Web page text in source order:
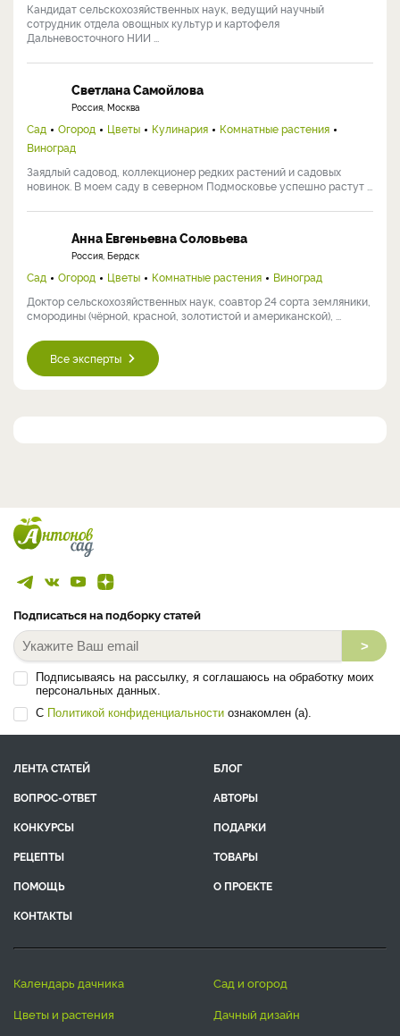
Кандидат сельскохозяйственных наук, ведущий научный
сотрудник отдела овощных культур и картофеля
Дальневосточного НИИ ...
Светлана Самойлова
Россия, Москва
Сад Огород Цветы Кулинария
Комнатные растения
Виноград
Заядлый садовод, коллекционер редких растений и садовых
новинок. В моем саду в северном Подмосковье успешно растут ...
Анна Евгеньевна Соловьева
Россия, Бердск
Сад Огород Цветы Комнатные растения
Виноград
Доктор сельскохозяйственных наук, соавтор 24 сорта земляники,
смородины (чёрной, красной, золотистой и американской), ...
Все эксперты
Подписаться на подборку статей
>
Подписываясь на рассылку, я соглашаюсь на обработку моих
персональных данных.
С Политикой конфиденциальности ознакомлен (а).
ЛЕНТА СТАТЕЙ
БЛОГ
ВОПРОС-ОТВЕТ
АВТОРЫ
КОНКУРСЫ
ПОДАРКИ
РЕЦЕПТЫ
ТОВАРЫ
ПОМОЩЬ
О ПРОЕКТЕ
КОНТАКТЫ
календарь дачника
сад и огород
цветы и растения
дачный дизайн